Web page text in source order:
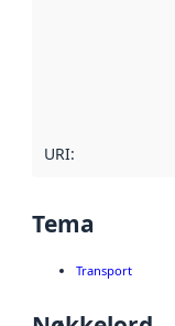
URI:
Tema
Transport